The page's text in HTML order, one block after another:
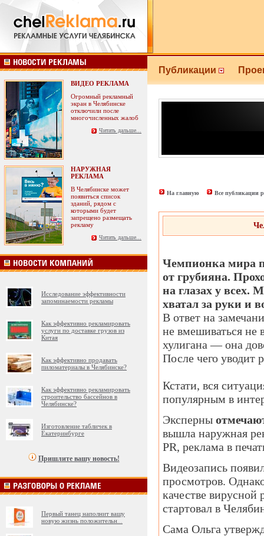
ВИДЕО РЕКЛАМА
Огромный рекламный
экран в Челябинске
отключили после
многочисленных жалоб
Читать дальше...
НАРУЖНАЯ
РЕКЛАМА
В Челябинске может
появиться список
зданий, рядом с
которыми будет
запрещено размещать
рекламу
Читать дальше...
Исследование эффективности
запоминаемости рекламы
Как эффективно рекламировать
услуги по доставке грузов из
Китая
Как эффективно продавать
пиломатериалы в Челябинске?
Как эффективно рекламировать
строительство бассейнов в
Челябинске?
Изготовление табличек в
Екатеринбурге
Пришлите вашу новость!
Первый танец наполнит вашу
новую жизнь положительн
Публикации
На главную Все публикации
Чемпионка мира
от грубияна.
на глазах у всех.
хватал за руки и
В ответ на
не вмешиваться не
хулигана — она
После чего уводит
Кстати, вся
популярным в
Эксперны
вышла наружная
PR, реклама в
Видеозапись
просмотров.
качестве
стартовал в
Сама Ольга